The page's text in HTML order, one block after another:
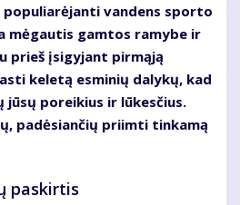
populiarėjanti vandens sporto
mėgautis gamtos ramybe ir
prieš įsigyjant pirmąją
keletą esminių dalykų, kad
poreikius ir lūkesčius.
padėsiančių priimti tinkamą
paskirtis